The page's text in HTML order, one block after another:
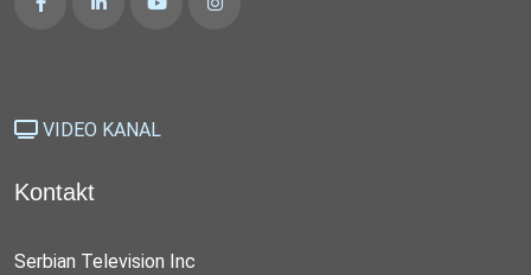
VIDEO KANAL
Kontakt
Serbian Television Inc